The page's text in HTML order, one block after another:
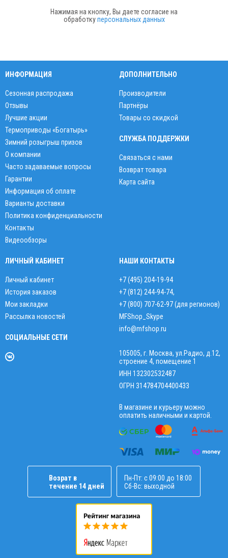
Нажимая на кнопку, Вы даете согласие на
обработкуперсональных данных
ИНФОРМАЦИЯ
Сезонная распродажа
Отзывы
Лучшие акции
Термоприводы «Богатырь»
Зимний розыгрыш призов
О компании
Часто задаваемые вопросы
Гарантии
Информация об оплате
Варианты доставки
Политика конфиденциальности
Контакты
Видеообзоры
ДОПОЛНИТЕЛЬНО
Производители
Партнёры
Товары со скидкой
СЛУЖБА ПОДДЕРЖКИ
Связаться с нами
Возврат товара
Карта сайта
ЛИЧНЫЙ КАБИНЕТ
Личный кабинет
История заказов
Мои закладки
Рассылка новостей
СОЦИАЛЬНЫЕ СЕТИ
НАШИ КОНТАКТЫ
+7 (495) 204-19-94
+7 (812) 244-94-74,
+7 (800) 707-62-97 (для регионов)
MFShop_Skype
info@mfshop.ru
105005, г. Москва, ул.Радио, д.12,
строение 4, помещение 1
ИНН 132302532487
ОГРН 314784704400433
В магазине и курьеру можно
оплатить наличными и картой.
Возрат в
течение 14 дней
Пн-Пт: с 09:00 до 18:00
Сб-Вс: выходной